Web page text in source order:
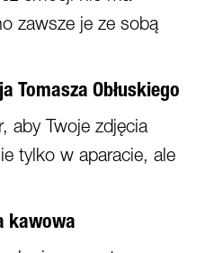
zawsze je ze sobą
Tomasza Obłuskiego
aby Twoje zdjęcia
tylko w aparacie, ale
kawowa